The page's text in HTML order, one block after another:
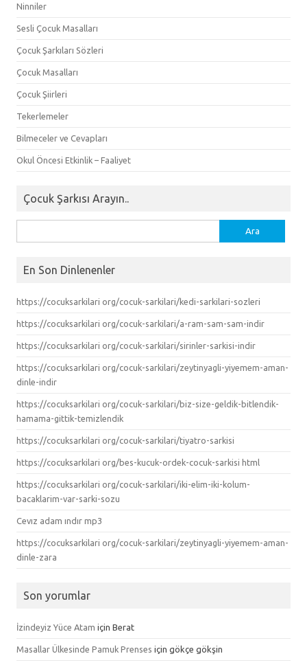
Ninniler
Sesli Çocuk Masalları
Çocuk Şarkıları Sözleri
Çocuk Masalları
Çocuk Şiirleri
Tekerlemeler
Bilmeceler ve Cevapları
Okul Öncesi Etkinlik – Faaliyet
Çocuk Şarkısı Arayın..
En Son Dinlenenler
https://cocuksarkilari org/cocuk-sarkilari/kedi-sarkilari-sozleri
https://cocuksarkilari org/cocuk-sarkilari/a-ram-sam-sam-indir
https://cocuksarkilari org/cocuk-sarkilari/sirinler-sarkisi-indir
https://cocuksarkilari org/cocuk-sarkilari/zeytinyagli-yiyemem-aman-
dinle-indir
https://cocuksarkilari org/cocuk-sarkilari/biz-size-geldik-bitlendik-
hamama-gittik-temizlendik
https://cocuksarkilari org/cocuk-sarkilari/tiyatro-sarkisi
https://cocuksarkilari org/bes-kucuk-ordek-cocuk-sarkisi html
https://cocuksarkilari org/cocuk-sarkilari/iki-elim-iki-kolum-
bacaklarim-var-sarki-sozu
Cevız adam ındır mp3
https://cocuksarkilari org/cocuk-sarkilari/zeytinyagli-yiyemem-aman-
dinle-zara
Son yorumlar
İzindeyiz Yüce Atam için Berat
Masallar Ülkesinde Pamuk Prenses için gökçe gökşin